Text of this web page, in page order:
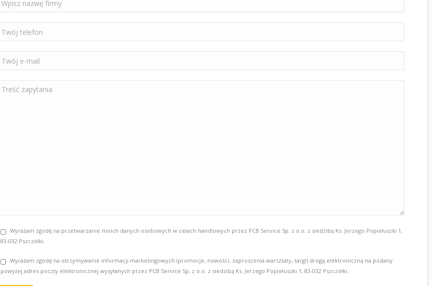
Wyrażam zgodę na przetwarzanie moich danych osobowych w celach handlowych przez PCB Service Sp. z o.o. z siedzibą Ks. Jerzego Popiełuszki 1,
83-032 Pszczółki.
Wyrażam zgodę na otrzymywanie informacji marketingowych (promocje, nowości, zaproszenia warsztaty, targi) drogą elektroniczną na podany
powyżej adres poczty elektronicznej wysyłanych przez PCB Service Sp. z o.o. z siedzibą Ks. Jerzego Popiełuszki 1, 83-032 Pszczółki.